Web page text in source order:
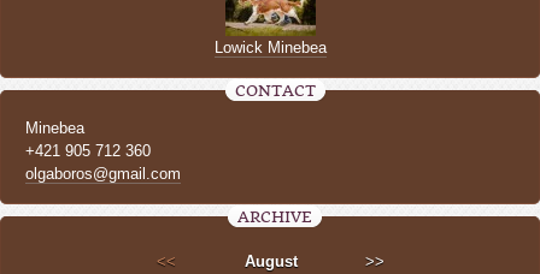
Lowick Minebea
CONTACT
Minebea
+421 905 712 360
olgaboros@gmail.com
ARCHIVE
<< August >>